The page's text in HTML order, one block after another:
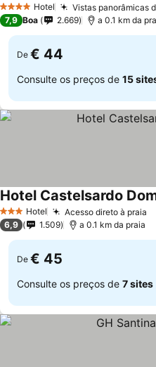
4 EstrelasHotel Vistas panorâmicas
7,9 Boa 2.669 a 0.1 km da
De € 44
Consulte os preços de 15
3 EstrelasHotel Acesso direto à praia
Hotel Castelsardo
6,9 1.509 a 0.1 km da praia
De € 45
Consulte os preços de 7 sites